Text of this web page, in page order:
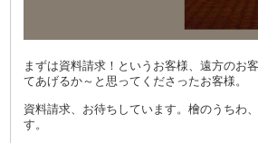
まずは資料請求！というお客様、遠方のお
てあげるか～と思ってくださったお客様。
資料請求、お待ちしています。檜のうちわ
す。